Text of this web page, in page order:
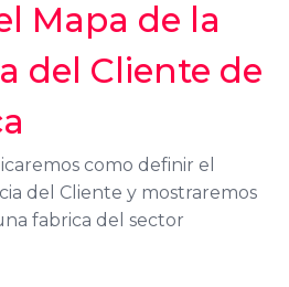
Mapa de la
del Cliente de
como definir el
del Cliente y mostraremos
fabrica del sector